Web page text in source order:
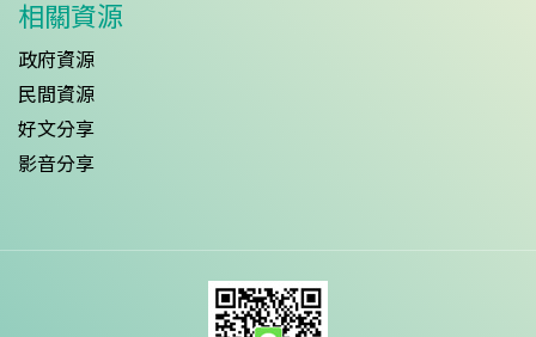
相關資源
政府資源
民間資源
好文分享
影音分享